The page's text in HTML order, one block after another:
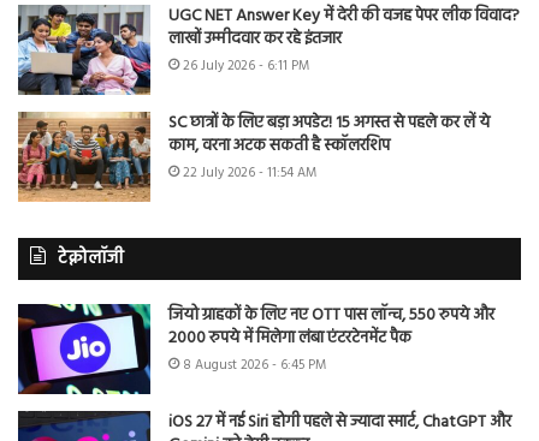
UGC NET Answer Key में देरी की वजह पेपर लीक विवाद?
लाखों उम्मीदवार कर रहे इंतजार
26 July 2026 - 6:11 PM
SC छात्रों के लिए बड़ा अपडेट! 15 अगस्त से पहले कर लें ये
काम, वरना अटक सकती है स्कॉलरशिप
22 July 2026 - 11:54 AM
टेक्नोलॉजी
जियो ग्राहकों के लिए नए OTT पास लॉन्च, 550 रुपये और
2000 रुपये में मिलेगा लंबा एंटरटेनमेंट पैक
8 August 2026 - 6:45 PM
iOS 27 में नई Siri होगी पहले से ज्यादा स्मार्ट, ChatGPT और